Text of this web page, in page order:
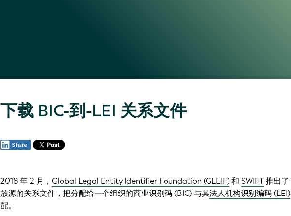
下载 BIC-到-LEI 关系文件
2018 年 2 月，Global Legal Entity Identifier Foundation (GLEIF)和SWIFT推出
放源的关系文件，把分配给一个组织的商业识别码 (BIC) 与其法人机构识别编码 (LEI)
配。